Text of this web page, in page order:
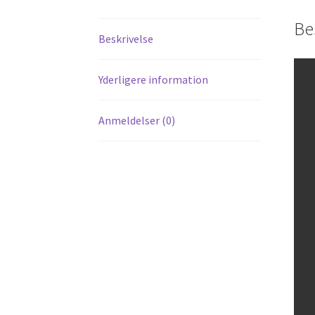
Beskrivelse
Yderligere information
Anmeldelser (0)